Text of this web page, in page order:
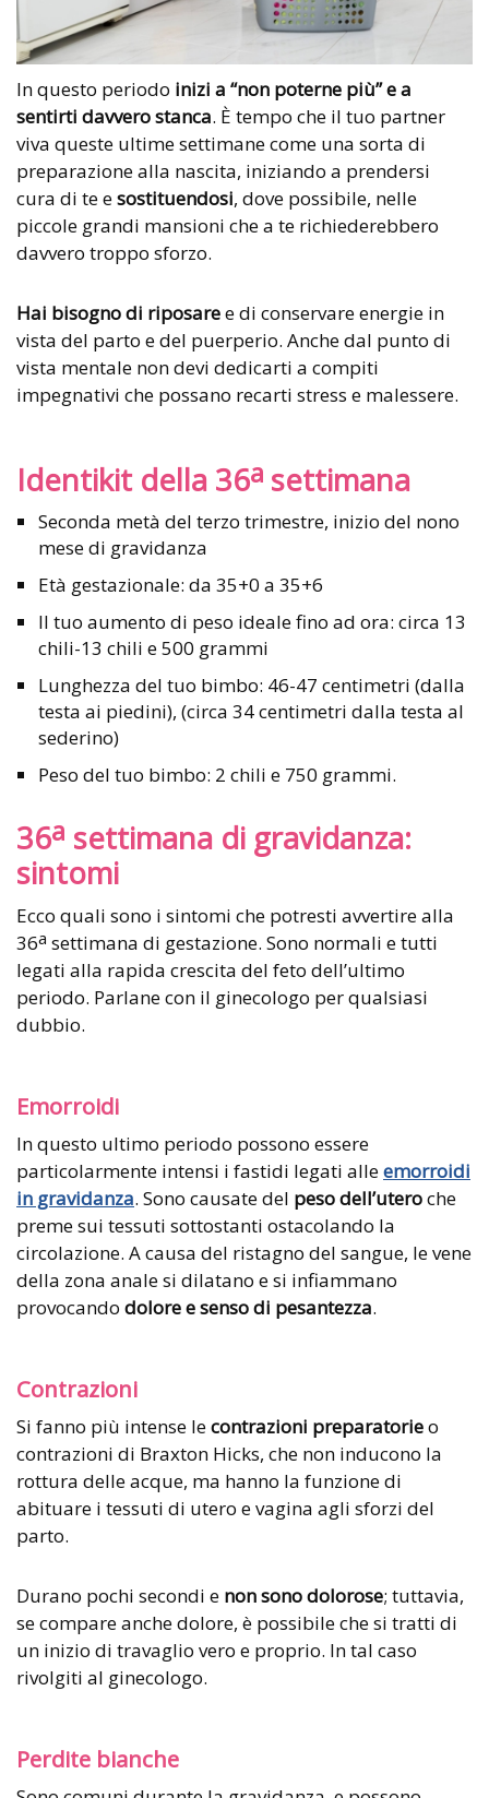
In questo periodo inizi a “non poterne più” e a
sentirti davvero stanca. È tempo che il tuo partner
viva queste ultime settimane come una sorta di
preparazione alla nascita, iniziando a prendersi
cura di te esostituendosi, dove possibile, nelle
piccole grandi mansioni che a te richiederebbero
davvero troppo sforzo.
Hai bisogno di riposaree di conservare energie in
vista del parto e del puerperio. Anche dal punto di
vista mentale non devi dedicarti a compiti
impegnativi che possano recarti stress e malessere.
Identikit della 36a settimana
Seconda metà del terzo trimestre, inizio del nono
mese di gravidanza
Età gestazionale: da 35+0 a 35+6
Il tuo aumento di peso ideale fino ad ora: circa 13
chili-13 chili e 500 grammi
Lunghezza del tuo bimbo: 46-47 centimetri (dalla
testa ai piedini), (circa 34 centimetri dalla testa al
sederino)
Peso del tuo bimbo: 2 chili e 750 grammi.
36a settimana di gravidanza:
sintomi
Ecco quali sono i sintomi che potresti avvertire alla
36a settimana di gestazione. Sono normali e tutti
legati alla rapida crescita del feto dell’ultimo
periodo. Parlane con il ginecologo per qualsiasi
dubbio.
Emorroidi
In questo ultimo periodo possono essere
particolarmente intensi i fastidi legati alleemorroidi
in gravidanza. Sono causate del peso dell’uteroche
preme sui tessuti sottostanti ostacolando la
circolazione. A causa del ristagno del sangue, le vene
della zona anale si dilatano e si infiammano
provocando dolore e senso di pesantezza.
Contrazioni
Si fanno più intense lecontrazioni preparatorieo
contrazioni di Braxton Hicks, che non inducono la
rottura delle acque, ma hanno la funzione di
abituare i tessuti di utero e vagina agli sforzi del
parto.
Durano pochi secondi e non sono dolorose; tuttavia,
se compare anche dolore, è possibile che si tratti di
un inizio di travaglio vero e proprio. In tal caso
rivolgiti al ginecologo.
Perdite bianche